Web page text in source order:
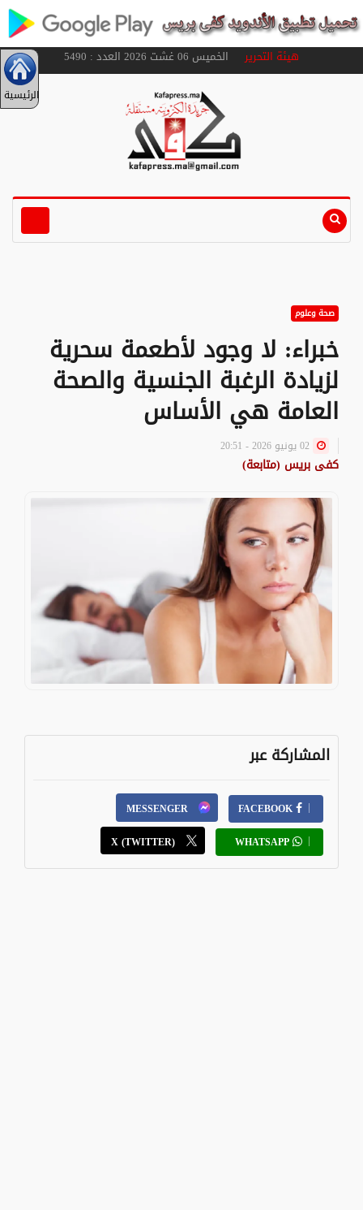
هيئة التحريرالخميس 06 غشت 2026 العدد : 5490
الرئيسية
صحة وعلوم
خبراء: لا وجود لأطعمة سحرية
لزيادة الرغبة الجنسية والصحة
العامة هي الأساس
كفى بريس (متابعة)
المشاركة عبر
FACEBOOK
MESSENGER
WHATSAPP
X (TWITTER)